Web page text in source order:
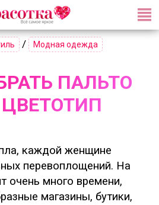
/ Модная одежда
ПАЛЬТО
каждой женщине
перевоплощений. На
очень много времени,
магазины, бутики,